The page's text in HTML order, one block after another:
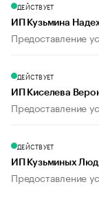
ДЕЙСТВУЕТ
ИП Кузьмина
Предоставление
ДЕЙСТВУЕТ
ИП Киселева
Предоставление
ДЕЙСТВУЕТ
ИП Кузьминых
Предоставление